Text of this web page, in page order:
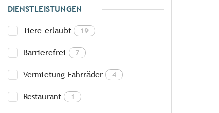
DIENSTLEISTUNGEN
Tiere erlaubt 19
Barrierefrei 7
Vermietung Fahrräder 4
Restaurant 1